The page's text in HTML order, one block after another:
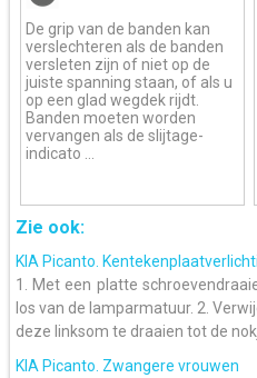
De grip van de banden kan
verslechteren als de banden
versleten zijn of niet op de
juiste spanning staan, of als u
op een glad wegdek rijdt.
Banden moeten worden
vervangen als de slijtage-
indicato ...
Zie ook:
KIA Picanto.
1. Met een platte
los van de lamparmatuur. 2.
deze linksom te draaien tot de
KIA Picanto. Zwangere vrouwen